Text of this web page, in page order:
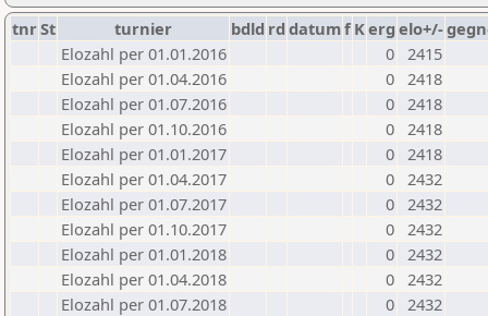
tnrSt turnier bdld rd datumf Kerg elo+/-
Elozahl per 01.01.2016
0 2415
Elozahl per 01.04.2016
0 2418
Elozahl per 01.07.2016
0 2418
Elozahl per 01.10.2016
0 2418
Elozahl per 01.01.2017
0 2418
Elozahl per 01.04.2017
0 2432
Elozahl per 01.07.2017
0 2432
Elozahl per 01.10.2017
0 2432
Elozahl per 01.01.2018
0 2432
Elozahl per 01.04.2018
0 2432
Elozahl per 01.07.2018
0 2432